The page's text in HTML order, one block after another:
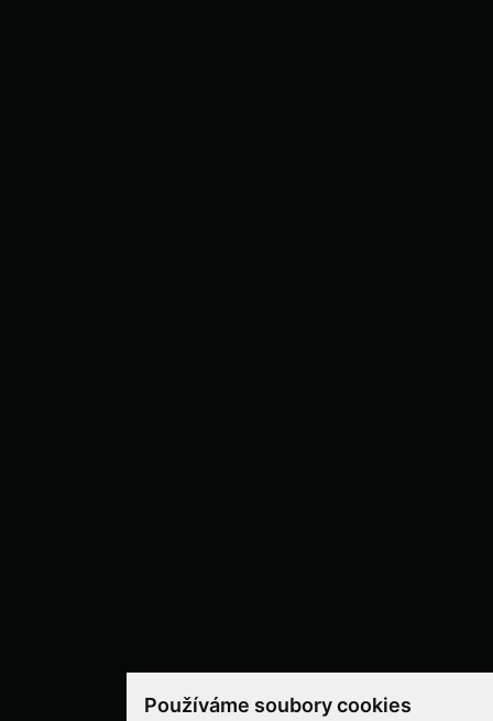
Používáme soubory cookies